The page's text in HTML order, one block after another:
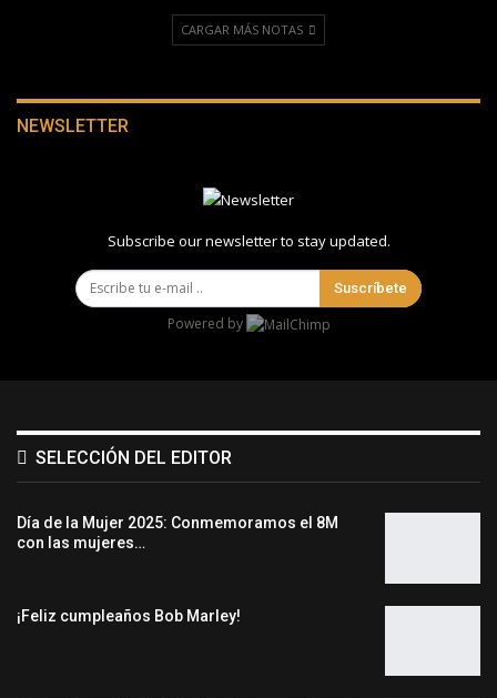
CARGAR MÁS NOTAS
NEWSLETTER
Subscribe our newsletter to stay updated.
Suscríbete
Powered by
SELECCIÓN DEL EDITOR
Día de la Mujer 2025: Conmemoramos el 8M
con las mujeres…
¡Feliz cumpleaños Bob Marley!